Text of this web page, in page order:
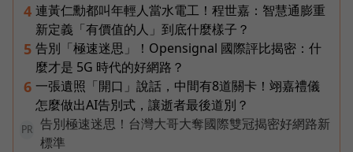
4 連黃仁勳都叫年輕人當水電工！程世嘉：智慧通膨重
新定義「有價值的人」到底什麼樣子？
5 告別「極速迷思」！Opensignal 國際評比揭密：什
麼才是 5G 時代的好網路？
6 一張遺照「開口」說話，中間有8道關卡！翊嘉禮儀
怎麼做出AI告別式，讓逝者最後道別？
PR
告別極速迷思！台灣大哥大奪國際雙冠揭密好網路新
標準